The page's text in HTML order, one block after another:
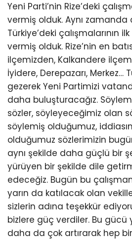
Yeni Parti’nin Rize’deki
vermiş olduk. Aynı zamanda
Türkiye’deki çalışmalarının
vermiş olduk. Rize’nin en
ilçemizden, Kalkandere
İyidere, Derepazarı, Merkez…
gezerek Yeni Partimizi
daha buluşturacağız.
sözler, söyleyeceğimiz olan
söylemiş olduğumuz,
olduğumuz sözlerimizin
aynı şekilde daha güçlü bir
yürüyen bir şekilde dile
edeceğiz. Bugün bu
yarın da katılacak olan
sizlerin adına teşekkür
bizlere güç verdiler. Bu gücü
daha da çok artırarak hep